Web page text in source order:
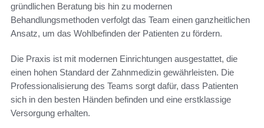
gründlichen Beratung bis hin zu modernen
Behandlungsmethoden verfolgt das Team einen ganzheitlichen
Ansatz, um das Wohlbefinden der Patienten zu fördern.
Die Praxis ist mit modernen Einrichtungen ausgestattet, die
einen hohen Standard der Zahnmedizin gewährleisten. Die
Professionalisierung des Teams sorgt dafür, dass Patienten
sich in den besten Händen befinden und eine erstklassige
Versorgung erhalten.